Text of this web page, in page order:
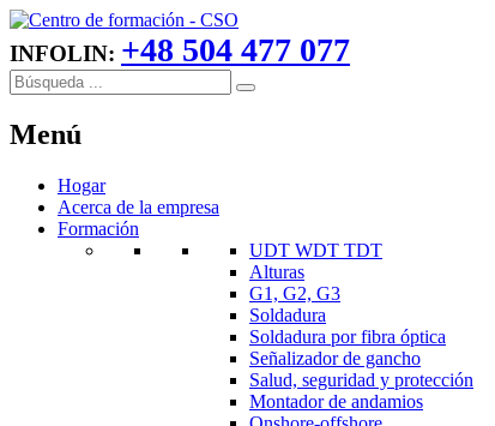
INFOLIN: +48 504 477 077
Menú
Hogar
Acerca de la empresa
Formación
UDT WDT TDT
Alturas
G1, G2, G3
Soldadura
Soldadura por fibra óptica
Señalizador de gancho
Salud, seguridad y protección
Montador de andamios